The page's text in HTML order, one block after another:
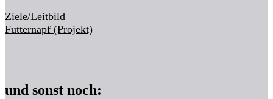
Ziele/Leitbild
Futternapf (Projekt)
und sonst noch: